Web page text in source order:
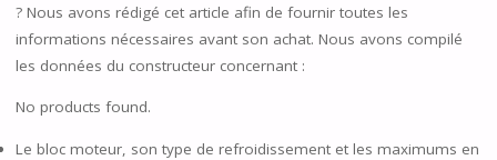
? Nous avons rédigé cet article afin de fournir toutes les
informations nécessaires avant son achat. Nous avons compilé
les données du constructeur concernant :
No products found.
Le bloc moteur, son type de refroidissement et les maximums en